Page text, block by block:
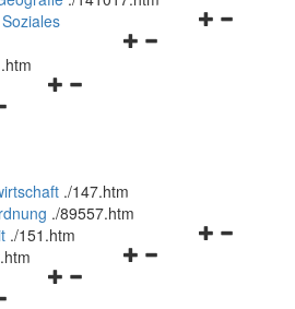
schließen
Navigationsmenü
Navigationsmenü
./147.htm
./89557.htm
Navigationsmenü
./151.htm
Navigationsmenü